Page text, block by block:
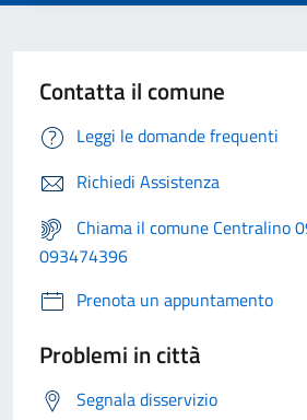
Contatta il comune
Leggi le domande frequenti
Richiedi Assistenza
Chiama il comune Centralino
093474396
Prenota un appuntamento
Problemi in città
Segnala disservizio